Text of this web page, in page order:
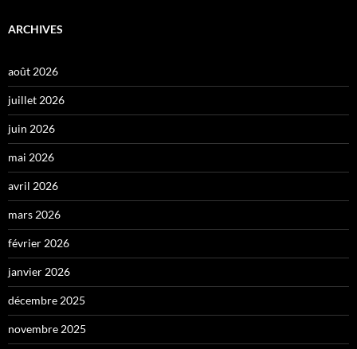
ARCHIVES
août 2026
juillet 2026
juin 2026
mai 2026
avril 2026
mars 2026
février 2026
janvier 2026
décembre 2025
novembre 2025